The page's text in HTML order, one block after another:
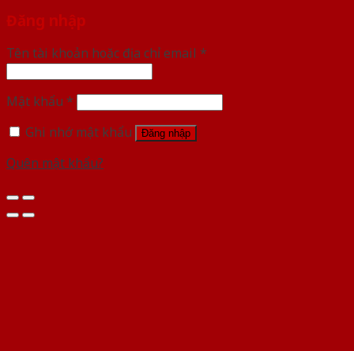
Đăng nhập
Tên tài khoản hoặc địa chỉ email *
Mật khẩu *
Ghi nhớ mật khẩu
Đăng nhập
Quên mật khẩu?